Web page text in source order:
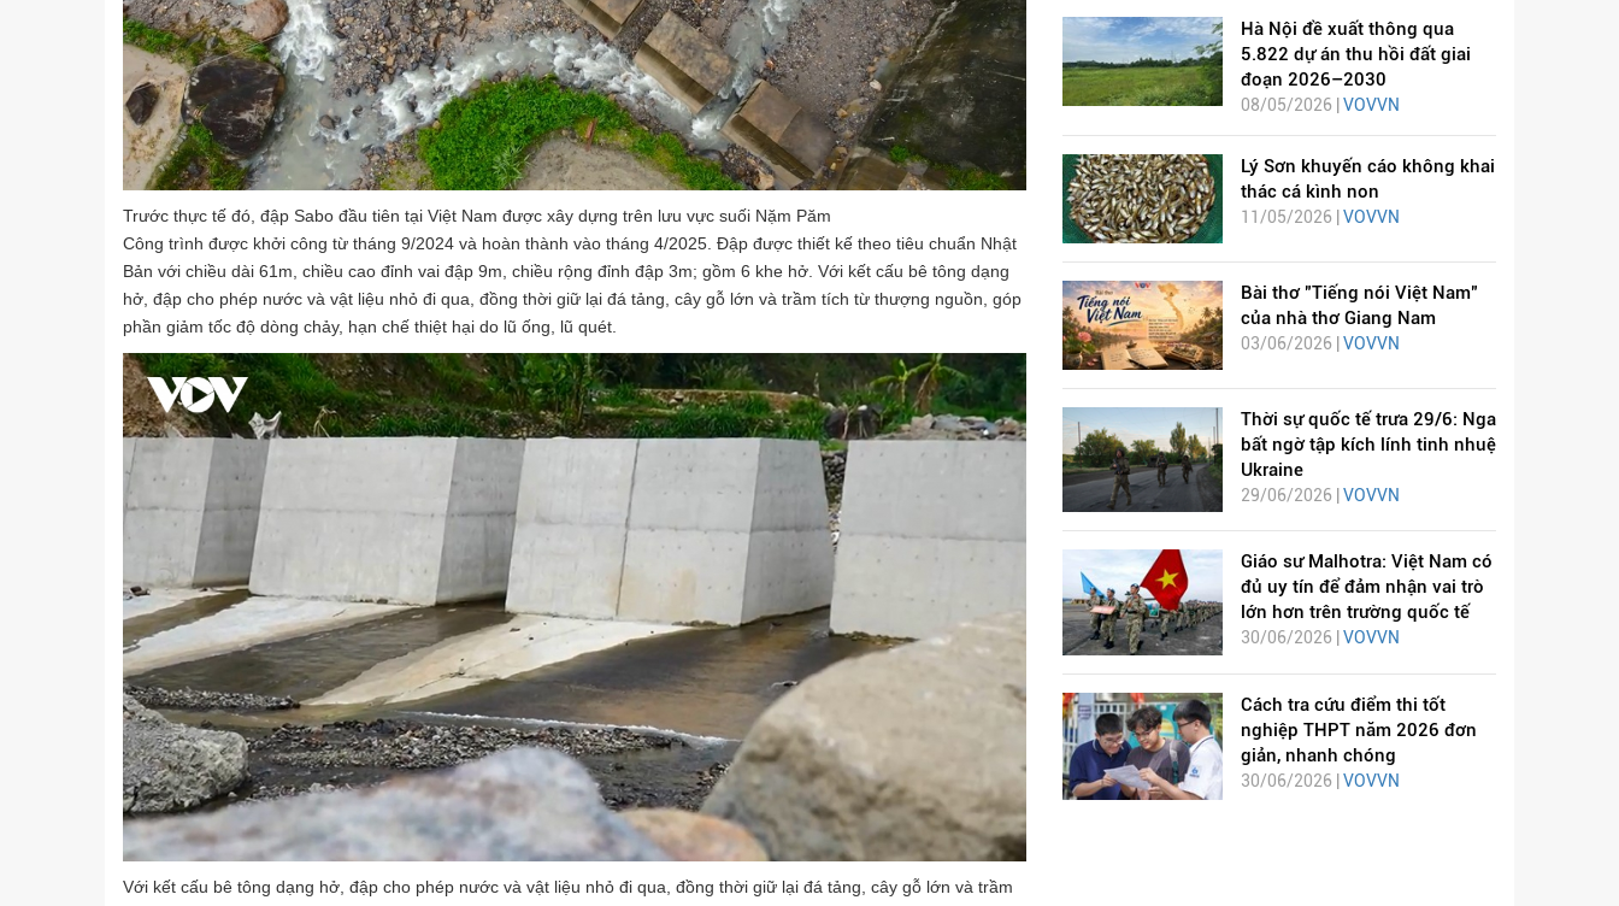
Trước thực tế đó, đập Sabo đầu tiên tại Việt Nam được xây dựng trên lưu vực suối Nặm Păm
Công trình được khởi công từ tháng 9/2024 và hoàn thành vào tháng 4/2025. Đập được thiết kế theo tiêu chuẩn Nhật
Bản với chiều dài 61m, chiều cao đỉnh vai đập 9m, chiều rộng đỉnh đập 3m; gồm 6 khe hở. Với kết cấu bê tông dạng
hở, đập cho phép nước và vật liệu nhỏ đi qua, đồng thời giữ lại đá tảng, cây gỗ lớn và trầm tích từ thượng nguồn, góp
phần giảm tốc độ dòng chảy, hạn chế thiệt hại do lũ ống, lũ quét.
Với kết cấu bê tông dạng hở, đập cho phép nước và vật liệu nhỏ đi qua, đồng thời giữ lại đá tảng, cây gỗ lớn và trầm
Hà Nội đề xuất thông qua
5.822 dự án thu hồi đất giai
đoạn 2026–2030
08/05/2026 | VOVVN
Lý Sơn khuyến cáo không khai
thác cá kình non
11/05/2026 | VOVVN
Bài thơ "Tiếng nói Việt Nam"
của nhà thơ Giang Nam
03/06/2026 | VOVVN
Thời sự quốc tế trưa 29/6: Nga
bất ngờ tập kích lính tinh nhuệ
Ukraine
29/06/2026 | VOVVN
Giáo sư Malhotra: Việt Nam có
đủ uy tín để đảm nhận vai trò
lớn hơn trên trường quốc tế
30/06/2026 | VOVVN
Cách tra cứu điểm thi tốt
nghiệp THPT năm 2026 đơn
giản, nhanh chóng
30/06/2026 | VOVVN